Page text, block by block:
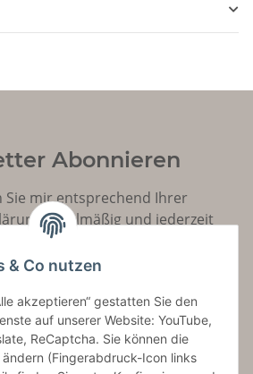
Abonnieren
Sie mir entsprechend Ihrer
regelmäßig und jederzeit
zu Ihrem Produktsortiment
per E-Mail zu.
Abonnieren
& Co nutzen
akzeptieren“ gestatten Sie den
auf unserer Website: YouTube,
ReCaptcha. Sie können die
(Fingerabdruck-Icon links